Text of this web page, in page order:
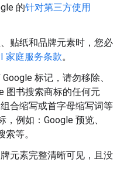
的针对第三方使用
贴纸和品牌元素时，您必
家庭服务条款。
标记，请勿移除、
图书搜索商标的任何元
合缩写或首字母缩写词等
例如：Google 预览、
索等。
元素完整清晰可见，且没